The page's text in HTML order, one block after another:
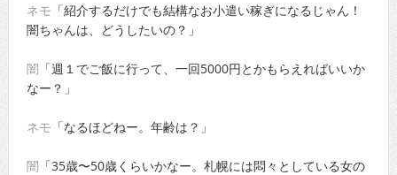
ネモ 「紹介するだけでも結構なお小遣い稼ぎになるじゃん！
闇ちゃんは、どうしたいの？」
闇 「週１でご飯に行って、一回5000円とかもらえればいいか
なー？」
ネモ 「なるほどねー。年齢は？」
闇 「35歳〜50歳くらいかなー。札幌には悶々としている女の